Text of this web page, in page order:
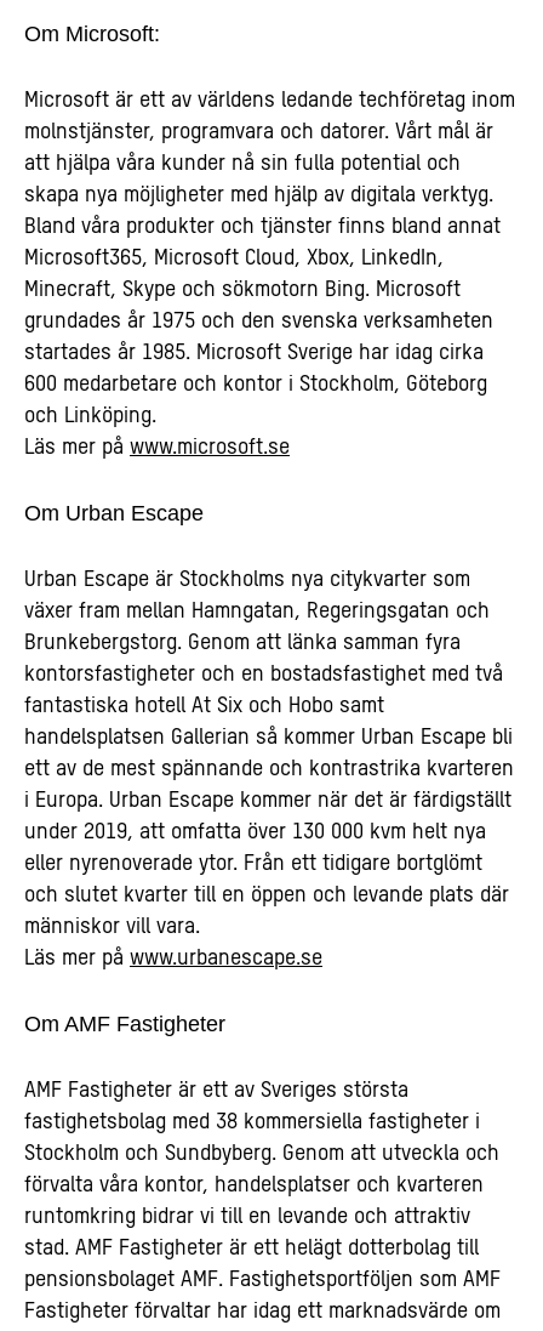
Om Microsoft:
Microsoft är ett av världens ledande techföretag inom
molnstjänster, programvara och datorer. Vårt mål är
att hjälpa våra kunder nå sin fulla potential och
skapa nya möjligheter med hjälp av digitala verktyg.
Bland våra produkter och tjänster finns bland annat
Microsoft365, Microsoft Cloud, Xbox, LinkedIn,
Minecraft, Skype och sökmotorn Bing. Microsoft
grundades år 1975 och den svenska verksamheten
startades år 1985. Microsoft Sverige har idag cirka
600 medarbetare och kontor i Stockholm, Göteborg
och Linköping.
Läs mer på www.microsoft.se
Om Urban Escape
Urban Escape är Stockholms nya citykvarter som
växer fram mellan Hamngatan, Regeringsgatan och
Brunkebergstorg. Genom att länka samman fyra
kontorsfastigheter och en bostadsfastighet med två
fantastiska hotell At Six och Hobo samt
handelsplatsen Gallerian så kommer Urban Escape bli
ett av de mest spännande och kontrastrika kvarteren
i Europa. Urban Escape kommer när det är färdigställt
under 2019, att omfatta över 130 000 kvm helt nya
eller nyrenoverade ytor. Från ett tidigare bortglömt
och slutet kvarter till en öppen och levande plats där
människor vill vara.
Läs mer på www.urbanescape.se
Om AMF Fastigheter
AMF Fastigheter är ett av Sveriges största
fastighetsbolag med 38 kommersiella fastigheter i
Stockholm och Sundbyberg. Genom att utveckla och
förvalta våra kontor, handelsplatser och kvarteren
runtomkring bidrar vi till en levande och attraktiv
stad. AMF Fastigheter är ett helägt dotterbolag till
pensionsbolaget AMF. Fastighetsportföljen som AMF
Fastigheter förvaltar har idag ett marknadsvärde om